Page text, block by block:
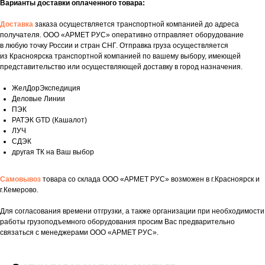
Варианты доставки оплаченного товара:
Доставка заказа осуществляется транспортной компанией до адреса
получателя. ООО «АРМЕТ РУС» оперативно отправляет оборудование
в любую точку России и стран СНГ. Отправка груза осуществляется
из Красноярска транспортной компанией по вашему выбору, имеющей
представительство или осуществляющей доставку в город назначения.
ЖелДорЭкспедиция
Деловые Линии
ПЭК
РАТЭК GTD (Кашалот)
ЛУЧ
СДЭК
другая ТК на Ваш выбор
Самовывоз товара со склада ООО «АРМЕТ РУС» возможен в г.Красноярск и
г.Кемерово.
Для согласования времени отгрузки, а также организации при необходимости
работы грузоподъемного оборудования просим Вас предварительно
связаться с менеджерами ООО «АРМЕТ РУС».
Укажите номер телефона и ваше имя.
Мы свяжемся с вами сегодня в рабочее